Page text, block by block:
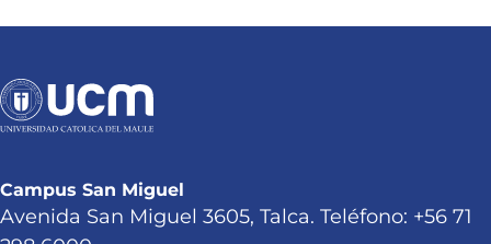
Campus San Miguel
Avenida San Miguel 3605, Talca. Teléfono: +56 71